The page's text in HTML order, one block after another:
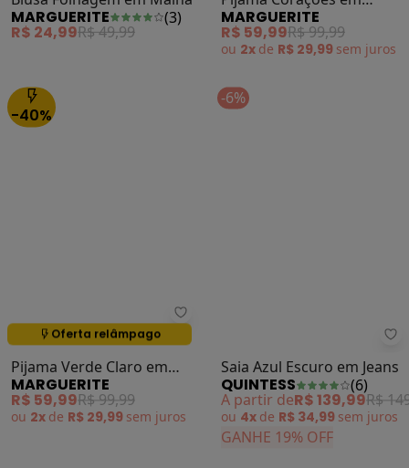
Blusa Folhagem em Malha
MARGUERITE
Pijama Corações em
Malha Macia Canelada
MARGUERITE
R$ 59,99R$ 99,99
-40%
Marguerite - Pijama Verde Claro
Pijama Verde Claro em
Algodão com Laço
MARGUERITE
R$ 59,99R$ 99,99
-6%
Saia Azul Escuro em Jeans
QUINTESS (6)
A partir deR$ 139,99R$
ou4xdeR$ 34,99